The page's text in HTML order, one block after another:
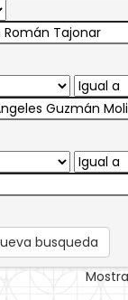
busqueda